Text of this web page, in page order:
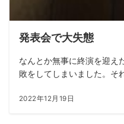
発表会で大失態
なんとか無事に終演を迎え
敗をしてしまいました。そ
2022年12月19日